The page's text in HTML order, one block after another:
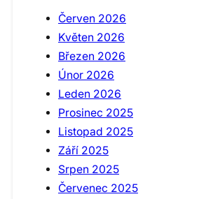
Červen 2026
Květen 2026
Březen 2026
Únor 2026
Leden 2026
Prosinec 2025
Listopad 2025
Září 2025
Srpen 2025
Červenec 2025